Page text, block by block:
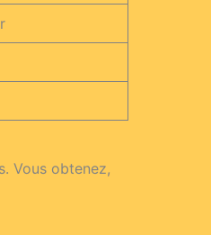
Vous obtenez,